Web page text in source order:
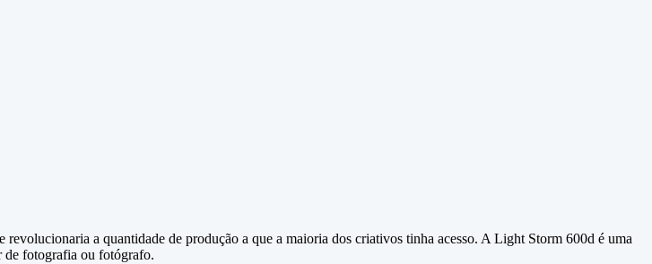
a quantidade de produção a que a maioria dos criativos tinha acesso. A Light Storm 600d é uma
de fotografia ou fotógrafo.